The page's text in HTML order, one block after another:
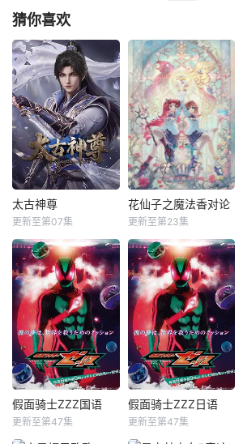
猜你喜欢
太古神尊
更新至第07集
花仙子之魔法香对论
更新至第23集
假面骑士ZZZ国语
更新至第47集
假面骑士ZZZ日语
更新至第47集